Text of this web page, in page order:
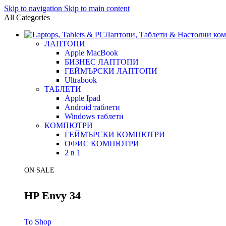
Skip to navigation Skip to main content
All Categories
Лаптопи, Таблети & Настолни
ЛАПТОПИ
Apple MacBook
БИЗНЕС ЛАПТОПИ
ГЕЙМЪРСКИ ЛАПТОПИ
Ultrabook
ТАБЛЕТИ
Apple Ipad
Android таблети
Windows таблети
КОМПЮТРИ
ГЕЙМЪРСКИ КОМПЮТРИ
ОФИС КОМПЮТРИ
2 в 1
ON SALE
HP Envy 34
To Shop